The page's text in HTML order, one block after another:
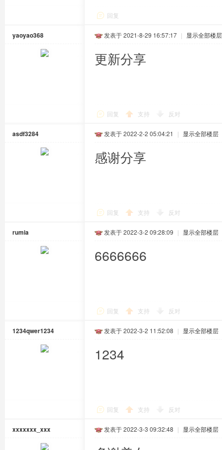
回复
yaoyao368 发表于 2021-8-29 16:57:17 | 显示全部楼层
更新分享
回复 支持 反对
asdf3284 发表于 2022-2-2 05:04:21 | 显示全部楼层
感谢分享
回复 支持 反对
rumia 发表于 2022-3-2 09:28:09 | 显示全部楼层
6666666
回复 支持 反对
1234qwer1234 发表于 2022-3-2 11:52:08 | 显示全部楼层
1234
回复 支持 反对
xxxxxxx_xxx 发表于 2022-3-3 09:32:48 | 显示全部楼层